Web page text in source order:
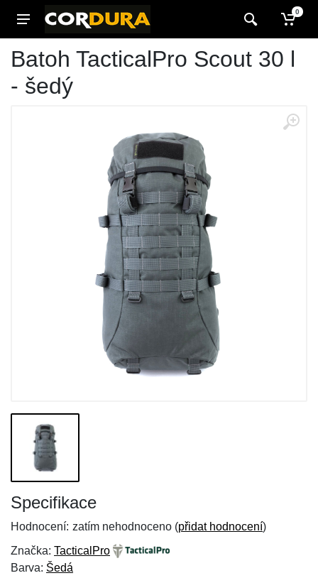
0
Batoh TacticalPro Scout 30 l
- šedý
Specifikace
Hodnocení: zatím nehodnoceno (přidat hodnocení)
Značka: TacticalPro
Barva: Šedá